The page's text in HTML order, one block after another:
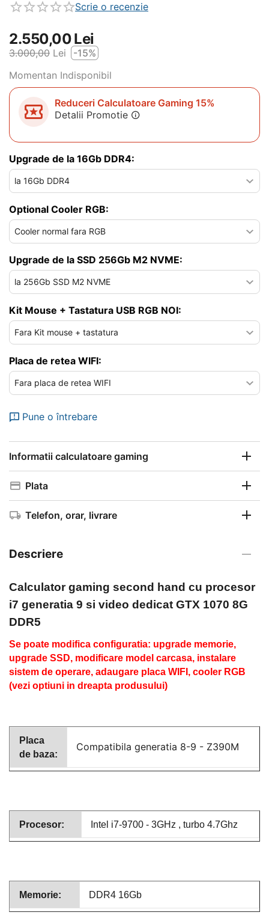
Scrie o recenzie
2.550,00Lei
3.000,00 Lei
-15%
Momentan Indisponibil
Reduceri Calculatoare Gaming 15%
Detalii Promotie
Upgrade de la 16Gb DDR4:
Optional Cooler RGB:
Upgrade de la SSD 256Gb M2 NVME:
Kit Mouse + Tastatura USB RGB NOI:
Placa de retea WIFI:
Pune o întrebare
Informatii calculatoare gaming
Plata
Telefon, orar, livrare
Descriere
Calculator gaming second hand cu procesor
i7 generatia 9 si video dedicat GTX 1070 8G
DDR5
Se poate modifica configuratia: upgrade memorie,
upgrade SSD, modificare model carcasa, instalare
sistem de operare, adaugare placa WIFI, cooler RGB
(vezi optiuni in dreapta produsului)
Placa
de baza:
Compatibila generatia 8-9 - Z390M
Procesor: Intel i7-9700 - 3GHz , turbo 4.7Ghz
Memorie: DDR4 16Gb